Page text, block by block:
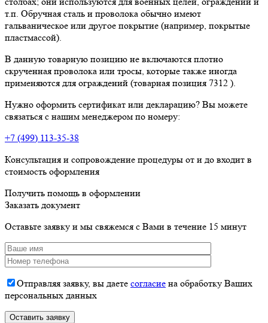
т.п. Обручная сталь и проволока обычно имеют
гальваническое или другое покрытие (например, покрытые
пластмассой).
В данную товарную позицию не включаются плотно
скрученная проволока или тросы, которые также иногда
применяются для ограждений (товарная позиция 7312 ).
Нужно оформить сертификат или декларацию? Вы можете
связаться с нашим менеджером по номеру:
+7 (499) 113-35-38
Консультация и сопровождение процедуры от и до входит в
стоимость оформления
Получить помощь в оформлении
Заказать документ
Оставьте заявку и мы свяжемся с Вами в течение 15 минут
Отправляя заявку, вы даете согласие на обработку Ваших
персональных данных